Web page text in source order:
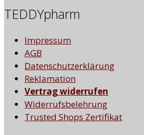
TEDDYpharm
Impressum
AGB
Datenschutzerklärung
Reklamation
Vertrag widerrufen
Widerrufsbelehrung
Trusted Shops Zertifikat